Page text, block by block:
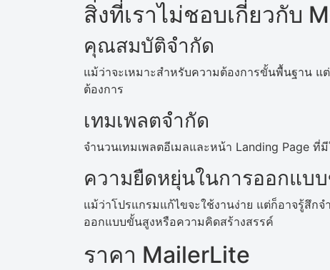
สิ่งที่เราไม่ชอบเกี่ยวกับ
คุณสมบัติจำกัด
แม้ว่าจะเหมาะสำหรับความต้องการขั้นพื้นฐาน
ต้องการ
เทมเพลตจำกัด
จำนวนเทมเพลตอีเมลและหน้า Landing Page ที่
ความยืดหยุ่นในการออกแบ
แม้ว่าโปรแกรมแก้ไขจะใช้งานง่าย แต่ก็อาจรู้สึก
ออกแบบขั้นสูงหรือความคิดสร้างสรรค์
ราคา MailerLite